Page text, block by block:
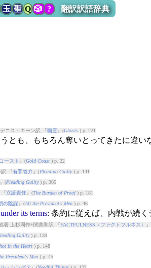
玉 聖 Q 🎲? 翻訳訳語辞典
ニス・キーン訳 『幽霊』(Ghosts) p. 221
とも、もちろん奪いとってきたに違い
ースト 』(Gold Coast) p. 22
訳 『有罪答弁』(Pleading Guilty) p. 141
(Pleading Guilty) p. 305
立証責任』(The Burden of Proof) p. 181
の陰謀』(All the President's Men) p. 46
under its terms: 条約に従えば、内戦が続く
著 上杉周作+関美和訳 『FACTFULNESS（ファクトフルネス）
Guilty) p. 139
in the Heart) p. 148
President's Men) p. 45